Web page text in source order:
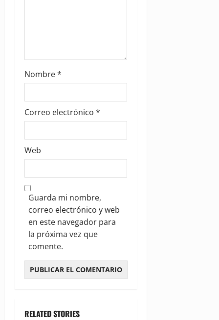
Nombre*
Correo electrónico *
Web
Guarda mi nombre,
correo electrónico y web
en este navegador para
la próxima vez que
comente.
RELATED STORIES